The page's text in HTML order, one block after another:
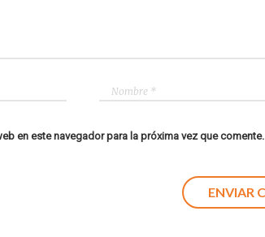
en este navegador para la próxima vez que comente.